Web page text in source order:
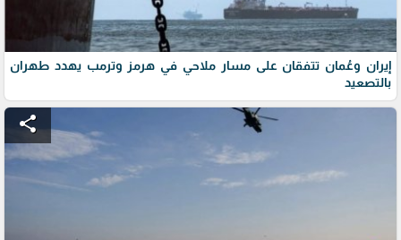
إيران وعُمان تتفقان على مسار ملاحي في هرمز وترمب يهدد طهران
بالتصعيد
share